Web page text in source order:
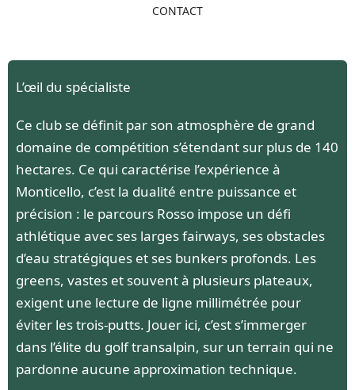
CONTACT
L’œil du spécialiste
Ce club se définit par son atmosphère de grand
domaine de compétition s’étendant sur plus de 140
hectares. Ce qui caractérise l’expérience à
Monticello, c’est la dualité entre puissance et
précision : le parcours Rosso impose un défi
athlétique avec ses larges fairways, ses obstacles
d’eau stratégiques et ses bunkers profonds. Les
greens, vastes et souvent à plusieurs plateaux,
exigent une lecture de ligne millimétrée pour
éviter les trois-putts. Jouer ici, c’est s’immerger
dans l’élite du golf transalpin, sur un terrain qui ne
pardonne aucune approximation technique.